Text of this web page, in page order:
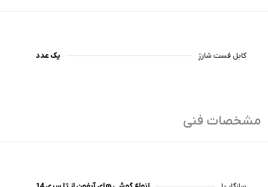
کابل فست شارژ یک عدد
مشخصات فنی